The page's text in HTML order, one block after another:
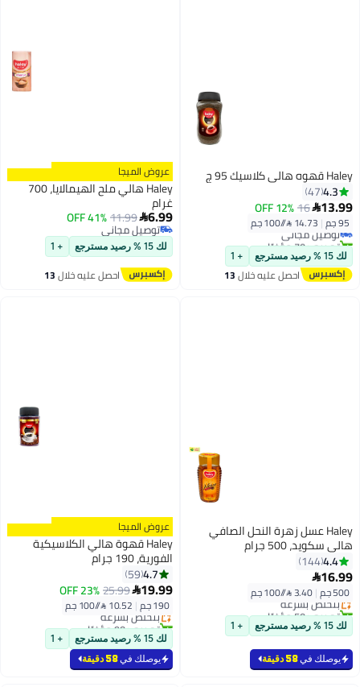
Haley قهوه هالي كلاسيك 95 ج
4.3
47
13.99
16
12% OFF
95 جم |
توصيل مجاني
تم بيع +70 مؤخرًا
توصيل مجانيلك 15 % رصيد مسترجع + 1
احصل عليه خلال13
عروض الميجا
Haley هالي ملح الهيمالايا، 700
غرام
6.99
11.99
41% OFF
توصيل مجاني
توصيل مجانيلك 15 % رصيد مسترجع + 1
احصل عليه خلال13
Haley عسل زهرة النحل الصافي
هالي سكويد، 500 جرام
4.4
144
16.99
500 جم |
بتخلّص بسرعة
تم بيع +50 مؤخرًا
بتخلّص بسرعةلك 15 % رصيد مسترجع + 1
يوصلك في58 دقيقة
عروض الميجا
Haley قهوة هالي الكلاسيكية
الفورية، 190 جرام
4.7
59
19.99
25.99
23% OFF
190 جم |
#9 في قهوة فورية
أقل سعر في 30 يوم
بتخلّص بسرعة
تم بيع +90 مؤخرًا
#9 في قهوة فوريةلك 15 % رصيد مسترجع + 1
يوصلك في58 دقيقة